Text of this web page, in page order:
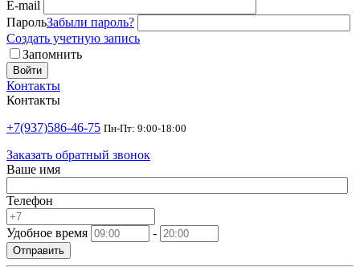
E-mail
ПарольЗабыли пароль?
Создать учетную запись
Запомнить
Войти
Контакты
Контакты
+7(937)586-46-75 Пн-Пт: 9:00-18:00
Заказать обратный звонок
Ваше имя
Телефон
Удобное время -
Отправить